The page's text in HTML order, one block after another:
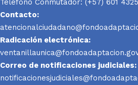
Contacto:
Radicación electrónica:
Correo de notificaciones judiciales: